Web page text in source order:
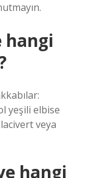
hangi
yeşili elbise
veya
hangi